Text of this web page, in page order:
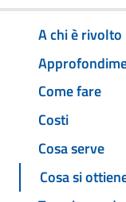
A chi è rivolto
Come fare
Costi
Cosa serve
Cosa si